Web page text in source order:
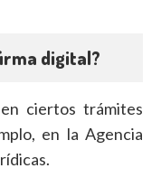
digital?
ciertos trámites
en la Agencia